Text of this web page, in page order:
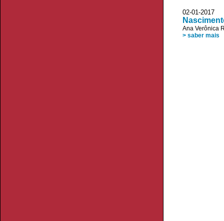
02-01-
Ana Verônica
> saber mais